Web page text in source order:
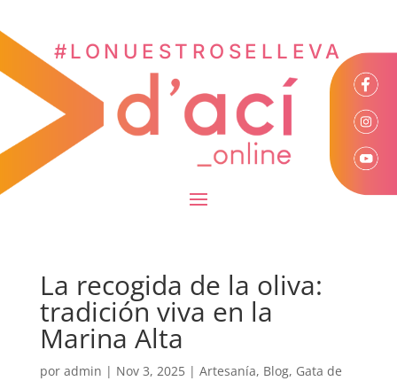
#LONUESTROSELLEVA
La recogida de la oliva:
tradición viva en la
Marina Alta
por admin | Nov 3, 2025| Artesanía, Blog, Gata de